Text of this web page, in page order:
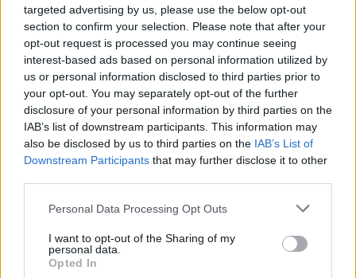
targeted advertising by us, please use the below opt-out
section to confirm your selection. Please note that after your
opt-out request is processed you may continue seeing
interest-based ads based on personal information utilized by
us or personal information disclosed to third parties prior to
your opt-out. You may separately opt-out of the further
disclosure of your personal information by third parties on the
IAB’s list of downstream participants. This information may
also be disclosed by us to third parties on the IAB’s List of
Downstream Participants that may further disclose it to other
Please note that this website/app uses one or more Google
not limited to your visit or usage behaviour. You may click to
grant or deny consent to Google and its third-party tags to
use your data for below specified purposes in below Google
Personal Data Processing Opt Outs
I want to opt-out of the Sharing of my
personal data.
Opted In
A NAPOKBAN BEFEJEZŐDIK A GYŐRI
DÍSZKIVILÁGÍTÁS LEKAPCSOLÁSA
kezelésében lévő épületek egy részét is érinti az intézkedés.